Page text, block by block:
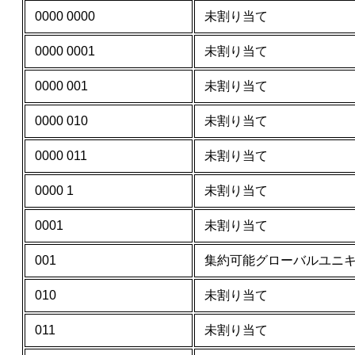
0000 0000 未割り当て
0000 0001 未割り当て
0000 001 未割り当て
0000 010 未割り当て
0000 011 未割り当て
0000 1 未割り当て
0001 未割り当て
001 集約可能グローバルユニ
010 未割り当て
011 未割り当て